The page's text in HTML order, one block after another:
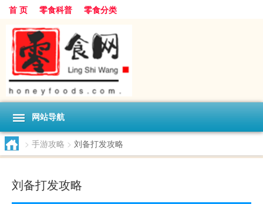
首 页 零食科普 零食分类
网站导航
> 手游攻略 > 刘备打发攻略
刘备打发攻略